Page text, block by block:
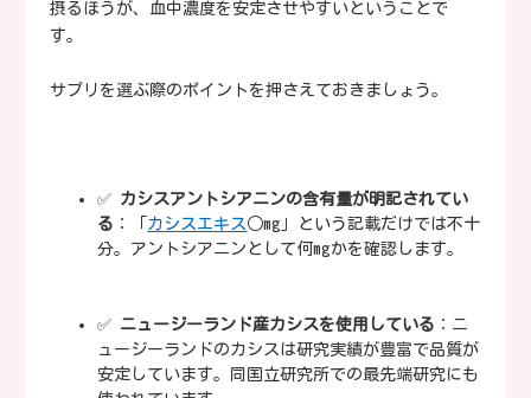
摂るほうが、血中濃度を安定させやすいということで
す。
サプリを選ぶ際のポイントを押さえておきましょう。
✅ カシスアントシアニンの含有量が明記されてい
る ：「 カシスエキス ○mg」という記載だけでは不十
分。アントシアニンとして何mgかを確認します。
✅ ニュージーランド産カシスを使用している ：ニ
ュージーランドのカシスは研究実績が豊富で品質が
安定しています。同国立研究所での最先端研究にも